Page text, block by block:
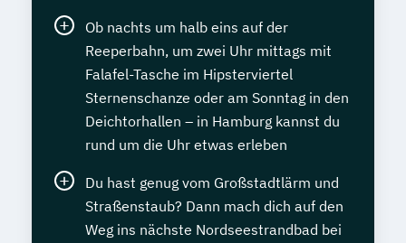
Ob nachts um halb eins auf der
Reeperbahn, um zwei Uhr mittags mit
Falafel-Tasche im Hipsterviertel
Sternenschanze oder am Sonntag in den
Deichtorhallen – in Hamburg kannst du
rund um die Uhr etwas erleben
Du hast genug vom Großstadtlärm und
Straßenstaub? Dann mach dich auf den
Weg ins nächste Nordseestrandbad bei